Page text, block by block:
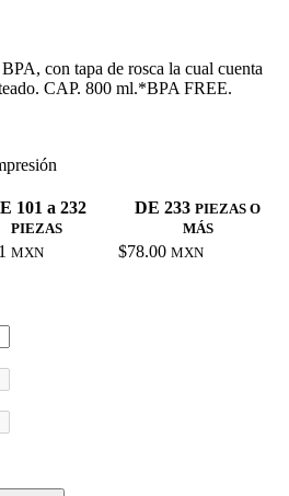
con tapa de rosca la cual cuenta
CAP. 800 ml.*BPA FREE.
101 a 232
PIEZAS
DE 233 PIEZAS O
MÁS
MXN $78.00 MXN